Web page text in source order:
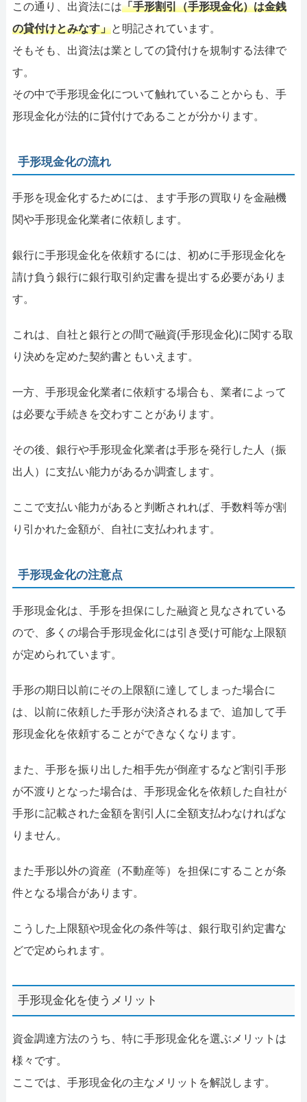
この通り、出資法には「手形割引（手形現金化）は金銭
の貸付けとみなす」と明記されています。
そもそも、出資法は業としての貸付けを規制する法律で
す。
その中で手形現金化について触れていることからも、手
形現金化が法的に貸付けであることが分かります。
手形現金化の流れ
手形を現金化するためには、ます手形の買取りを金融機
関や手形現金化業者に依頼します。
銀行に手形現金化を依頼するには、初めに手形現金化を
請け負う銀行に銀行取引約定書を提出する必要がありま
す。
これは、自社と銀行との間で融資(手形現金化)に関する取
り決めを定めた契約書ともいえます。
一方、手形現金化業者に依頼する場合も、業者によって
は必要な手続きを交わすことがあります。
その後、銀行や手形現金化業者は手形を発行した人（振
出人）に支払い能力があるか調査します。
ここで支払い能力があると判断されれば、手数料等が割
り引かれた金額が、自社に支払われます。
手形現金化の注意点
手形現金化は、手形を担保にした融資と見なされている
ので、多くの場合手形現金化には引き受け可能な上限額
が定められています。
手形の期日以前にその上限額に達してしまった場合に
は、以前に依頼した手形が決済されるまで、追加して手
形現金化を依頼することができなくなります。
また、手形を振り出した相手先が倒産するなど割引手形
が不渡りとなった場合は、手形現金化を依頼した自社が
手形に記載された金額を割引人に全額支払わなければな
りません。
また手形以外の資産（不動産等）を担保にすることが条
件となる場合があります。
こうした上限額や現金化の条件等は、銀行取引約定書な
どで定められます。
手形現金化を使うメリット
資金調達方法のうち、特に手形現金化を選ぶメリットは
様々です。
ここでは、手形現金化の主なメリットを解説します。